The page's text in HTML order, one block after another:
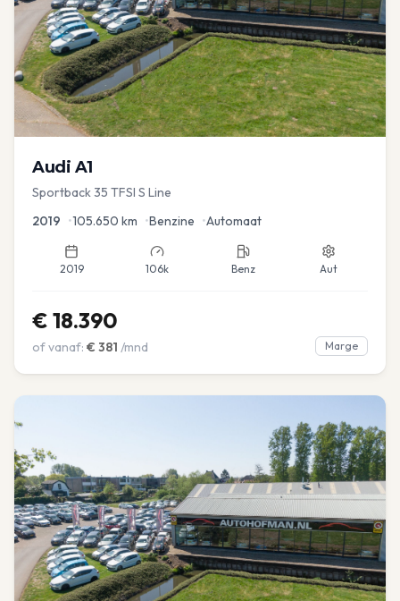
Audi A1
Sportback 35 TFSI S Line
2019 •105.650 km •Benzine •Automaat
2019 106k Benz Aut
€ 18.390
of vanaf: € 381 /mnd Marge